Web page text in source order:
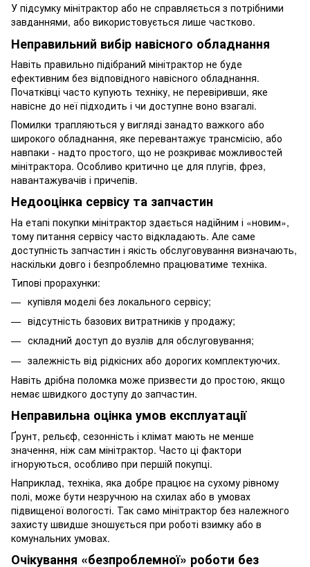
У підсумку мінітрактор або не справляється з потрібними
завданнями, або використовується лише частково.
Неправильний вибір навісного обладнання
Навіть правильно підібраний мінітрактор не буде
ефективним без відповідного навісного обладнання.
Початківці часто купують техніку, не перевіривши, яке
навісне до неї підходить і чи доступне воно взагалі.
Помилки трапляються у вигляді занадто важкого або
широкого обладнання, яке перевантажує трансмісію, або
навпаки - надто простого, що не розкриває можливостей
мінітрактора. Особливо критично це для плугів, фрез,
навантажувачів і причепів.
Недооцінка сервісу та запчастин
На етапі покупки мінітрактор здається надійним і «новим»,
тому питання сервісу часто відкладають. Але саме
доступність запчастин і якість обслуговування визначають,
наскільки довго і безпроблемно працюватиме техніка.
Типові прорахунки:
купівля моделі без локального сервісу;
відсутність базових витратників у продажу;
складний доступ до вузлів для обслуговування;
залежність від рідкісних або дорогих комплектуючих.
Навіть дрібна поломка може призвести до простою, якщо
немає швидкого доступу до запчастин.
Неправильна оцінка умов експлуатації
Ґрунт, рельєф, сезонність і клімат мають не менше
значення, ніж сам мінітрактор. Часто ці фактори
ігноруються, особливо при першій покупці.
Наприклад, техніка, яка добре працює на сухому рівному
полі, може бути незручною на схилах або в умовах
підвищеної вологості. Так само мінітрактор без належного
захисту швидше зношується при роботі взимку або в
комунальних умовах.
Очікування «безпроблемної» роботи без